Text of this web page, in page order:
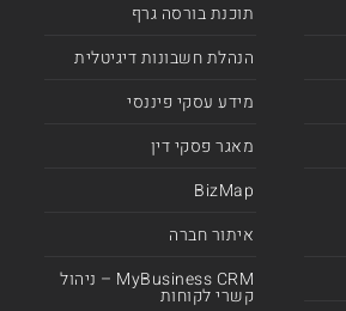
תוכנת בורסה גרף
הנהלת חשבונות דיגיטלית
מידע עסקי פיננסי
מאגר פסקי דין
BizMap
איתור חברה
MyBusiness CRM – ניהול
קשרי לקוחות